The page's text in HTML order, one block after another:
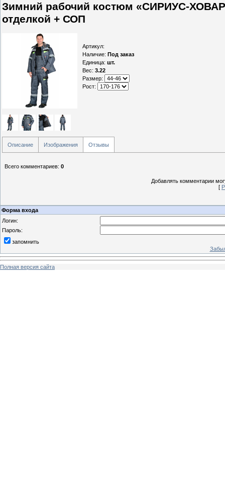
Зимний рабочий костюм «СИРИУС-
отделкой + СОП
Артикул:
Наличие: Под заказ
Единица: шт.
Вес: 3.22
Размер:
Рост:
Описание Изображения Отзывы
Всего комментариев: 0
Добавлять комментарии
[
Форма входа
Логин:
Пароль:
запомнить
Полная версия сайта